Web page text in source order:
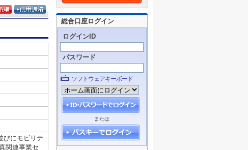
総合口座ログイン
ログインID
パスワード
ソフトウェアキーボード
または